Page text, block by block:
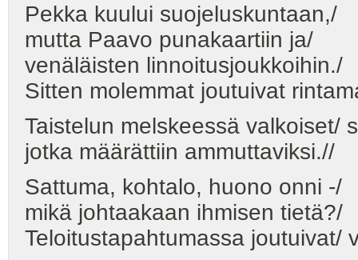
Pekka kuului suojeluskuntaan,/
mutta Paavo punakaartiin ja/
venäläisten linnoitusjoukkoihin./
Sitten molemmat joutuivat
Taistelun melskeessä valkoiset/
jotka määrättiin ammuttaviksi.//
Sattuma, kohtalo, huono onni -/
mikä johtaakaan ihmisen tietä?/
Teloitustapahtumassa joutuivat/